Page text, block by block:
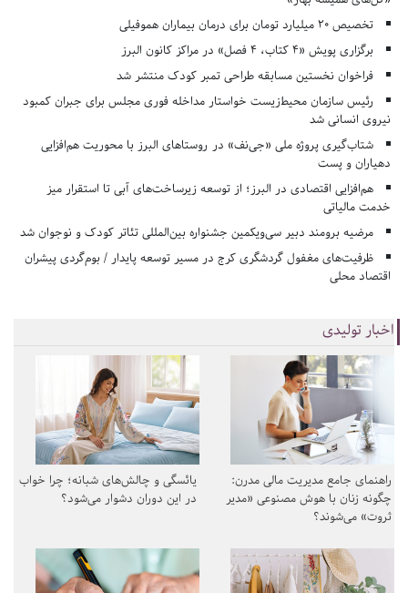
تخصیص ۲۰ میلیارد تومان برای درمان بیماران هموفیلی
برگزاری پویش «۴ کتاب، ۴ فصل» در مراکز کانون البرز
فراخوان نخستین مسابقه طراحی تمبر کودک منتشر شد
رئیس سازمان محیط‌زیست خواستار مداخله فوری مجلس برای جبران کمبود
نیروی انسانی شد
شتاب‌گیری پروژه ملی «جی‌نف» در روستاهای البرز با محوریت هم‌افزایی
دهیاران و پست
هم‌افزایی اقتصادی در البرز؛ از توسعه زیرساخت‌های آبی تا استقرار میز
خدمت مالیاتی
مرضیه برومند دبیر سی‌ویکمین جشنواره بین‌المللی تئاتر کودک و نوجوان شد
ظرفیت‌های مغفول گردشگری کرج در مسیر توسعه پایدار / بوم‌گردی پیشران
اقتصاد محلی
اخبار تولیدی
راهنمای جامع مدیریت مالی مدرن:
چگونه زنان با هوش مصنوعی «مدیر
ثروت» می‌شوند؟
یائسگی و چالش‌های شبانه؛ چرا خواب
در این دوران دشوار می‌شود؟